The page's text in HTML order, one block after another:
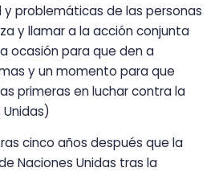
y problemáticas de las personas
y llamar a la acción conjunta
ocasión para que den a
y un momento para que
primeras en luchar contra la
cinco años después que la
Naciones Unidas tras la